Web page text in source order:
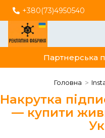
+380(73)4950540
Партнерська
Головна
Накрутка
— купити